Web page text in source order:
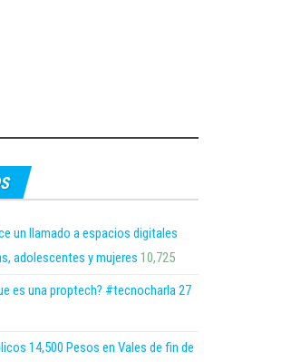
un llamado a espacios digitales
adolescentes y mujeres 10,725
es una proptech? #tecnocharla 27
14,500 Pesos en Vales de fin de